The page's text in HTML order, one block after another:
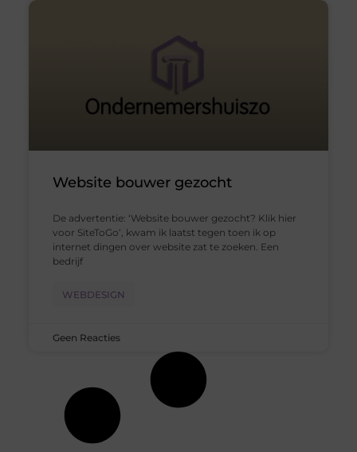
Website bouwer gezocht
De advertentie: ‘Website bouwer gezocht? Klik hier
voor SiteToGo‘, kwam ik laatst tegen toen ik op
internet dingen over website zat te zoeken. Een
bedrijf
WEBDESIGN
Geen Reacties